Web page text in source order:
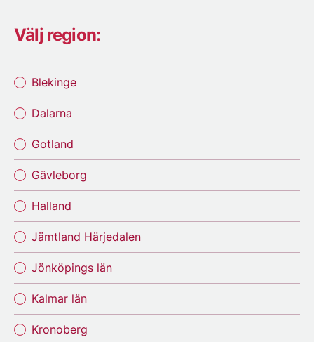
Välj region:
Blekinge
Dalarna
Gotland
Gävleborg
Halland
Jämtland Härjedalen
Jönköpings län
Kalmar län
Kronoberg